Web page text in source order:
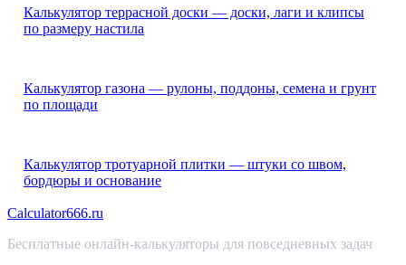
Калькулятор террасной доски — доски, лаги и клипсы
по размеру настила
Калькулятор газона — рулоны, поддоны, семена и грунт
по площади
Калькулятор тротуарной плитки — штуки со швом,
бордюры и основание
Calculator666.ru
Бесплатные онлайн-калькуляторы для повседневных задач